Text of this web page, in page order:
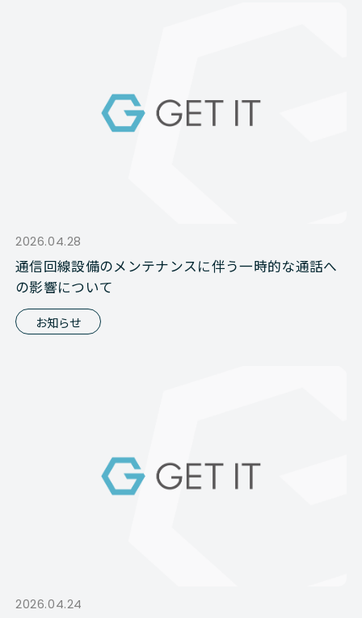
2026.04.28
通信回線設備のメンテナンスに伴う一時的な通話へ
の影響について
お知らせ
2026.04.24